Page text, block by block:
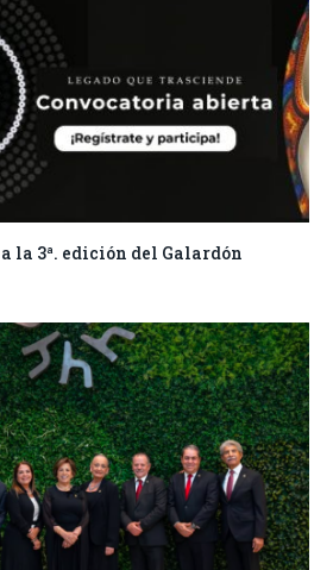
la 3ª. edición del Galardón